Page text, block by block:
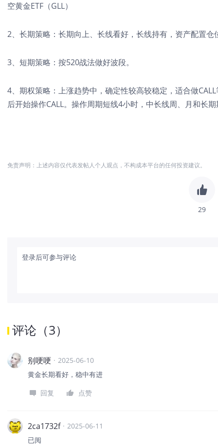
空黄金ETF（GLL）
2、长期策略：长期向上、长线看好，长线持有，资产配置仓
3、短期策略：按520战法做好波段。
4、期权策略：上涨趋势中，确定性较高较稳定，适合做
后开始操作CALL。操作周期短线4小时，中长线周、月和长
免责声明：上述内容仅代表发帖人个人观点，不构成本平台的任何投资建议。
29
登录后可参与评论
评论 （3）
别哽哽 · 2025-06-10
黄金长期看好，稳中有进
回复
点赞
2ca1732f · 2025-06-11
已阅